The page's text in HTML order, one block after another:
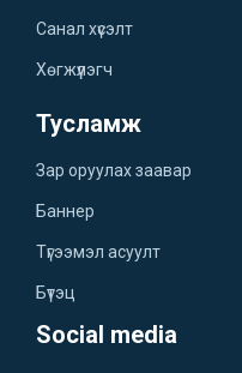
Санал хүсэлт
Хөгжүүлэгч
Тусламж
Зар оруулах заавар
Баннер
Түгээмэл асуулт
Бүтэц
Social media